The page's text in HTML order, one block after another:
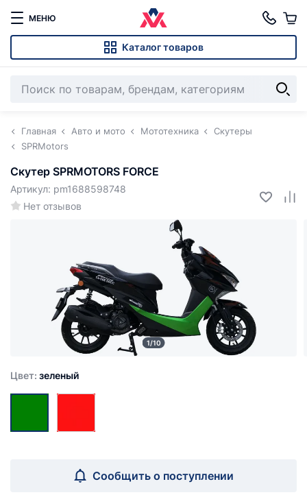
МЕНЮ
Каталог товаров
Главная Авто и мото Мототехника
Скутеры
SPRMotors
Скутер SPRMOTORS FORCE
Нет отзывов
Артикул: pm1688598748
1/10
Цвет: зеленый
Сообщить о поступлении